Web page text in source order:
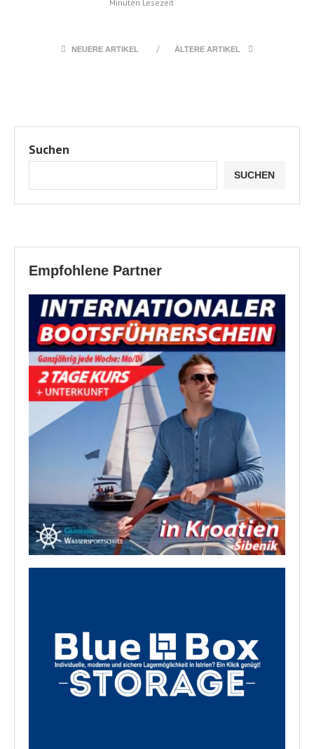
Minuten Lesezeit
NEUERE ARTIKEL ÄLTERE ARTIKEL
Suchen
SUCHEN
Empfohlene Partner